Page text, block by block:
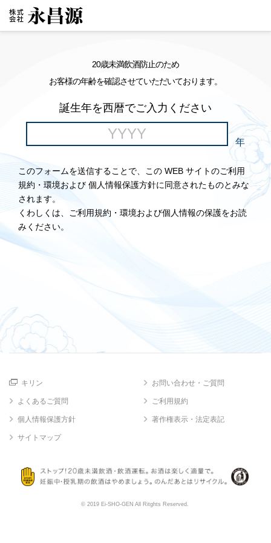
20歳未満飲酒防止のため
お客様の年齢を確認させていただいております。
誕生年を西暦でご入力ください
年
このフォームを送信することで、この WEB サイトのご利用
規約・環境および 個人情報保護方針に同意されたものとみな
されます。
くわしくは、ご利用規約・環境および個人情報の保護をお読
みください。
キリン お問い合わせ・ご質問
よくあるご質問 ご利用規約
個人情報保護方針 著作権表示・法定表記
サイトマップ
© 2019 Ei-SHO-GEN All Ritghts Reserved.